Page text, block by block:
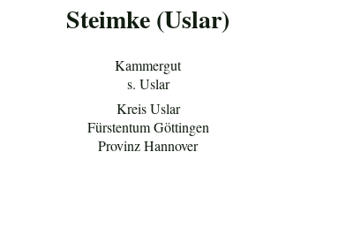
Steimke (Uslar)
Kammergut
s. Uslar
Kreis Uslar
Fürstentum Göttingen
Provinz Hannover